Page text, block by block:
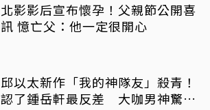
北影影后宣布懷孕！父親節公開喜
訊 憶亡父：他一定很開心
邱以太新作「我的神隊友」殺青！
認了鍾岳軒最反差 大咖男神驚喜